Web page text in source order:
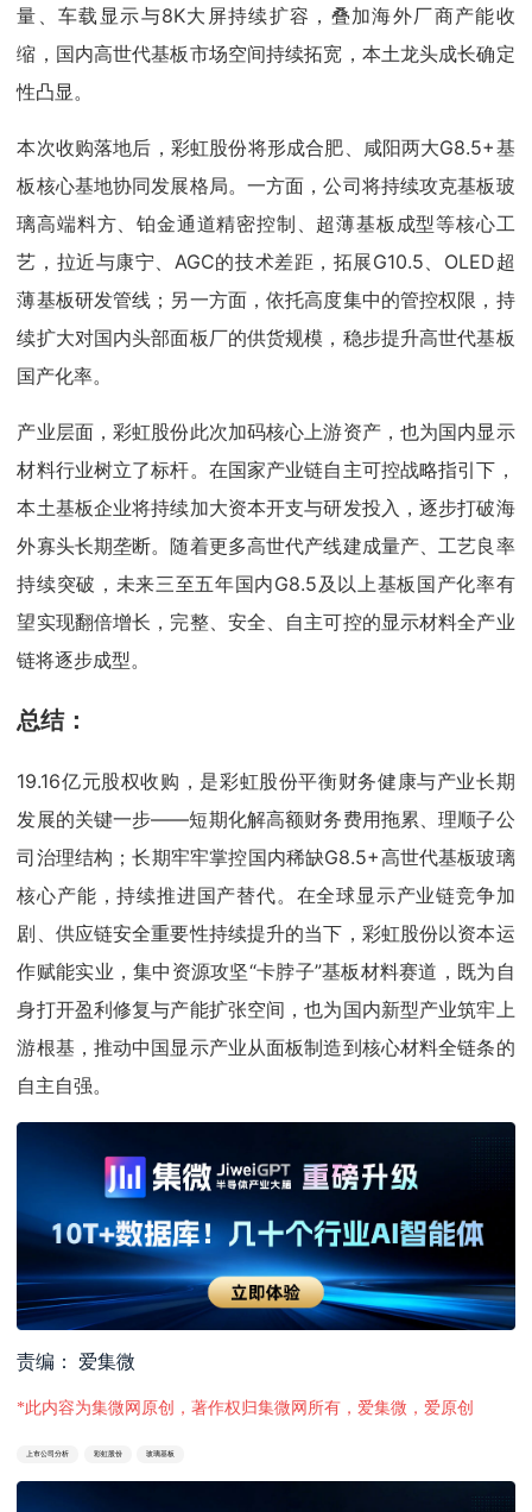
量、车载显示与8K大屏持续扩容，叠加海外厂商产能收
缩，国内高世代基板市场空间持续拓宽，本土龙头成长确定
性凸显。
本次收购落地后，彩虹股份将形成合肥、咸阳两大G8.5+基
板核心基地协同发展格局。一方面，公司将持续攻克基板玻
璃高端料方、铂金通道精密控制、超薄基板成型等核心工
艺，拉近与康宁、AGC的技术差距，拓展G10.5、OLED超
薄基板研发管线；另一方面，依托高度集中的管控权限，持
续扩大对国内头部面板厂的供货规模，稳步提升高世代基板
国产化率。
产业层面，彩虹股份此次加码核心上游资产，也为国内显示
材料行业树立了标杆。在国家产业链自主可控战略指引下，
本土基板企业将持续加大资本开支与研发投入，逐步打破海
外寡头长期垄断。随着更多高世代产线建成量产、工艺良率
持续突破，未来三至五年国内G8.5及以上基板国产化率有
望实现翻倍增长，完整、安全、自主可控的显示材料全产业
链将逐步成型。
总结：
19.16亿元股权收购，是彩虹股份平衡财务健康与产业长期
发展的关键一步——短期化解高额财务费用拖累、理顺子公
司治理结构；长期牢牢掌控国内稀缺G8.5+高世代基板玻璃
核心产能，持续推进国产替代。在全球显示产业链竞争加
剧、供应链安全重要性持续提升的当下，彩虹股份以资本运
作赋能实业，集中资源攻坚“卡脖子”基板材料赛道，既为自
身打开盈利修复与产能扩张空间，也为国内新型产业筑牢上
游根基，推动中国显示产业从面板制造到核心材料全链条的
自主自强。
责编： 爱集微
*此内容为集微网原创，著作权归集微网所有，爱集微，爱原创
上市公司分析 彩虹股份 玻璃基板